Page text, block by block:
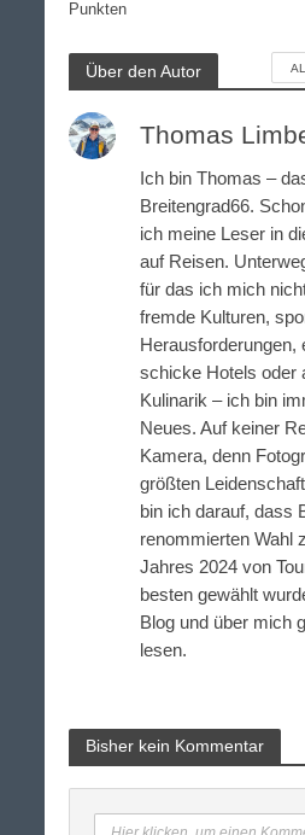
Punkten
Über den Autor
Thomas
Ich bin Thomas –
Breitengrad66.
ich meine Leser in
auf Reisen.
für das ich mich
fremde Kulturen,
Herausforderungen,
schicke Hotels oder
Kulinarik – ich bin
Neues. Auf keiner
Kamera, denn
größten
bin ich darauf, dass
renommierten Wahl
Jahres 2024 von
besten gewählt
Blog und über mich
lesen.
Bisher kein Kommentar
Hier klicken, um einen